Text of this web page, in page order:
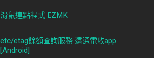
滑鼠連點程式 EZMK
etc/etag餘額查詢服務 遠通電收app
[Android]